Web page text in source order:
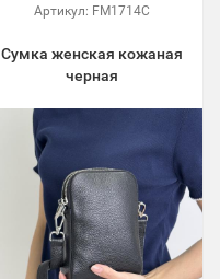
Артикул: FM1714C
Сумка женская кожаная
черная